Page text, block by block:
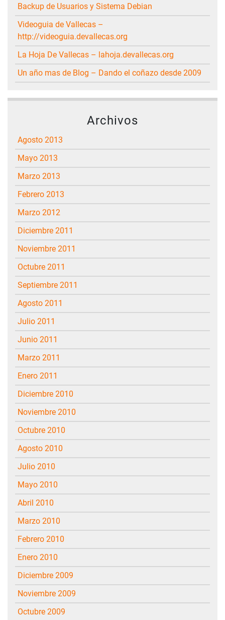
Backup de Usuarios y Sistema Debian
Videoguia de Vallecas –
http://videoguia.devallecas.org
La Hoja De Vallecas – lahoja.devallecas.org
Un año mas de Blog – Dando el coñazo desde 2009
Archivos
agosto 2013
mayo 2013
marzo 2013
febrero 2013
marzo 2012
diciembre 2011
noviembre 2011
octubre 2011
septiembre 2011
agosto 2011
julio 2011
junio 2011
marzo 2011
enero 2011
diciembre 2010
noviembre 2010
octubre 2010
agosto 2010
julio 2010
mayo 2010
abril 2010
marzo 2010
febrero 2010
enero 2010
diciembre 2009
noviembre 2009
octubre 2009